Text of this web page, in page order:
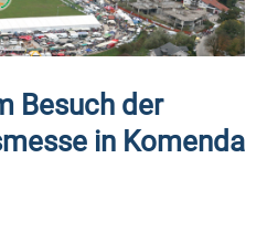
Besuch der
in Komenda